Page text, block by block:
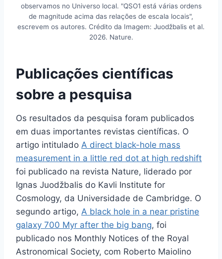
observamos no Universo local. "QSO1 está várias ordens
de magnitude acima das relações de escala locais",
escrevem os autores. Crédito da Imagem: Juodžbalis et al.
2026. Nature.
Publicações científicas
sobre a pesquisa
Os resultados da pesquisa foram publicados
em duas importantes revistas científicas. O
artigo intitulado A direct black-hole mass
measurement in a little red dot at high redshift
foi publicado na revista Nature, liderado por
Ignas Juodžbalis do Kavli Institute for
Cosmology, da Universidade de Cambridge. O
segundo artigo, A black hole in a near pristine
galaxy 700 Myr after the big bang, foi
publicado nos Monthly Notices of the Royal
Astronomical Society, com Roberto Maiolino